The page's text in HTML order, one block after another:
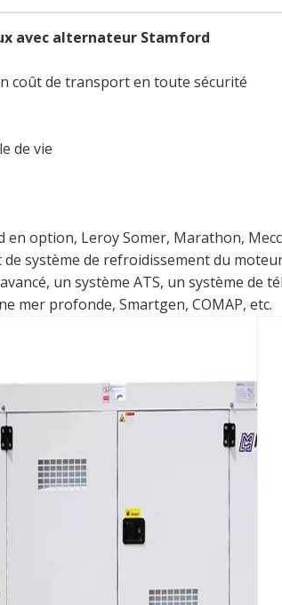
avec alternateur Stamford
coût de transport en toute sécurité
de vie
option, Leroy Somer, Marathon,
système de refroidissement du
un système ATS, un système de
mer profonde, Smartgen, COMAP, etc.